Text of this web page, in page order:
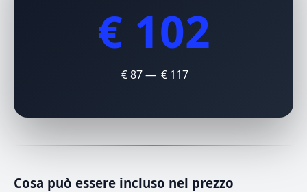
€ 102
€ 87 — € 117
Cosa può essere incluso nel prezzo